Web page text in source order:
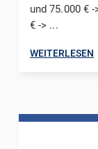
und 75.000 €
€ -> ...
WEITERLESEN